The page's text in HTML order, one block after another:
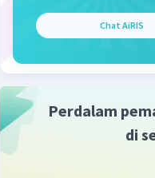
1. Kurangnya
2. Masyarakat
5. Hambatan
6. Kepentingan
Chat AiRIS
Perdalam
di